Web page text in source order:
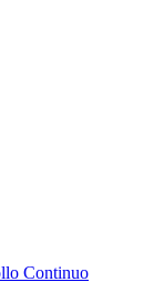
Continuo